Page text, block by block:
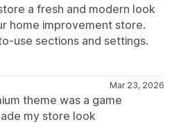
a fresh and modern look
home improvement store.
use sections and settings.
Mar 23, 2026
theme was a game
my store look